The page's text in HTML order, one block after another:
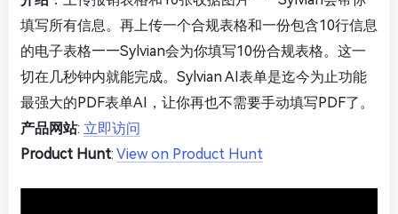
填写所有信息。再上传一个合规表格和一份包含10行信息
的电子表格——Sylvian会为你填写10份合规表格。这一
切在几秒钟内就能完成。Sylvian AI表单是迄今为止功能
最强大的PDF表单AI，让你再也不需要手动填写PDF了。
产品网站: 立即访问
Product Hunt: View on Product Hunt